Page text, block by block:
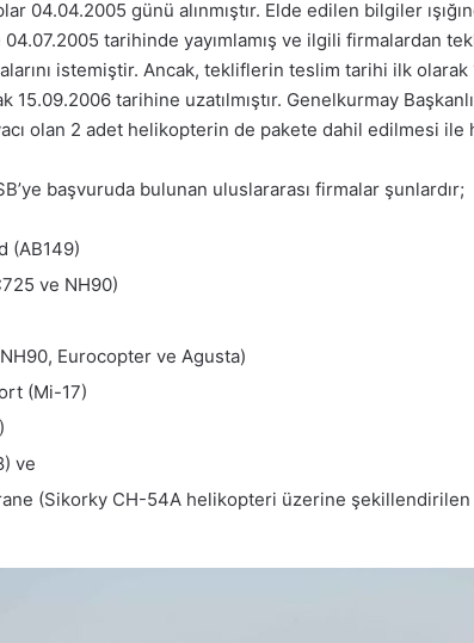
04.04.2005 günü alınmıştır. Elde edilen bilgiler
04.07.2005 tarihinde yayımlamış ve ilgili firmalardan
istemiştir. Ancak, tekliflerin teslim tarihi ilk olarak
15.09.2006 tarihine uzatılmıştır. Genelkurmay
olan 2 adet helikopterin de pakete dahil edilmesi ile
başvuruda bulunan uluslararası firmalar şunlardır;
(AB149)
ve NH90)
Eurocopter ve Agusta)
(Mi-17)
ve
(Sikorky CH-54A helikopteri üzerine şekillendirilen